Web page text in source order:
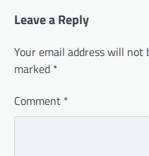
Leave a Reply
Your email address will not
marked *
Comment *